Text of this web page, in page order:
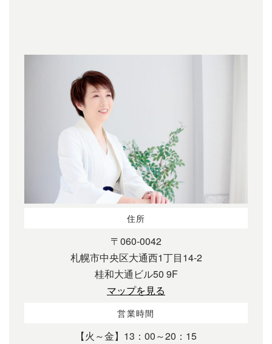
住所
〒060-0042
札幌市中央区大通西1丁目14-2
桂和大通ビル50 9F
マップを見る
営業時間
【火～金】13：00～20：15